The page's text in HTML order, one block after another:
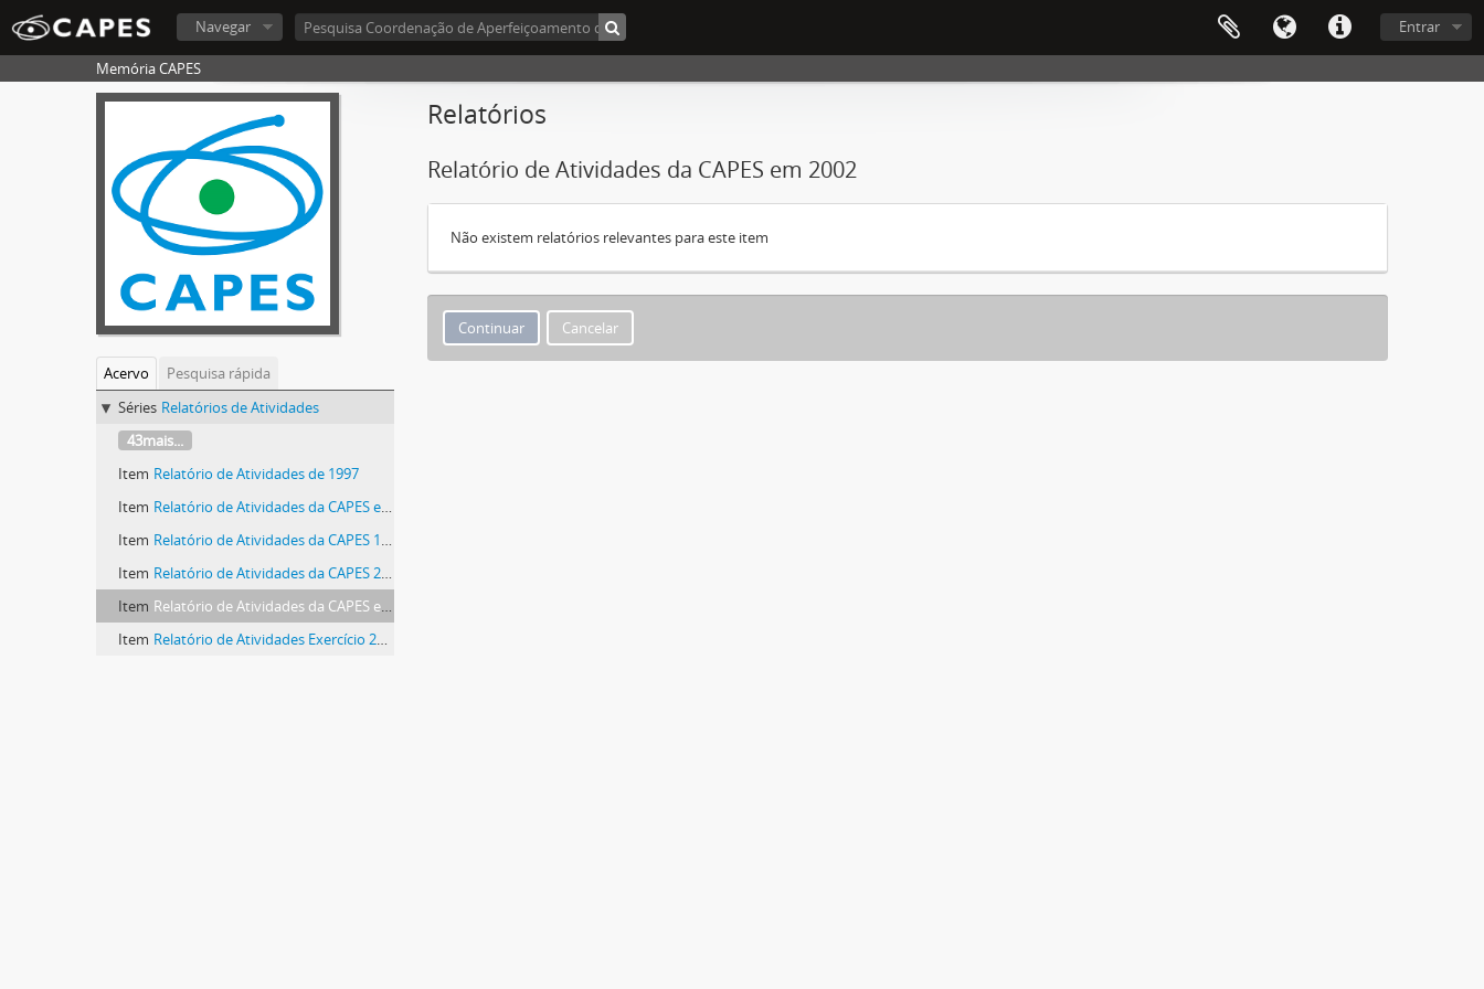
Entrar
Navegar
Memória CAPES
Acervo
Pesquisa rápida
Séries Relatórios de Atividades
43mais...
Item Relatório de Atividades de 1997
Item Relatório de Atividades da CAPES em 1998
Item Relatório de Atividades da CAPES 1999
Item Relatório de Atividades da CAPES 2000
Item Relatório de Atividades da CAPES em 2002
Item Relatório de Atividades Exercício 2004
Relatórios
Relatório de Atividades da CAPES em 2002
Não existem relatórios relevantes para este item
Cancelar